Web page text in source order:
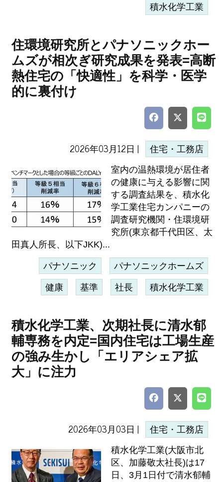
積水化学工業
住環境研究所とパナソニックホー
ムズが相次ぎ研究成果を発表=高断
熱住宅の「快適性」を科学・医学
的に裏付け
2026年03月12日 | 住宅・工務店
室内の温熱環境が居住者
の健康に与える影響に関
する調査結果を、積水化
学工業住宅カンパニーの
調査研究機関・住環境研
究所(東京都千代田区、太
田真人所長、以下JKK)...
パナソニック パナソニックホームズ
健康 基準 社長 積水化学工業
積水化学工業、次期社長に清水郁
輔専務を内定=国内住宅は工場生産
の強み生かし「エリアシェア拡
大」に注力
2026年03月03日 | 住宅・工務店
積水化学工業(大阪市北
区、加藤敬太社長)は17
日、3月1日付で清水郁輔